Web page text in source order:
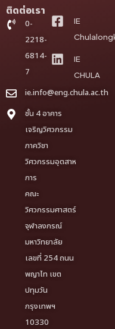
ติดต่อเรา
0-
2218-
6814-
7
ie.info@eng.chula.ac.th
ชั้น 4 อาคาร
เจริญวิศวกรรม
ภาควิชา
วิศวกรรมอุตสาห
การ
คณะ
วิศวกรรมศาสตร์
จุฬาลงกรณ์
มหาวิทยาลัย
เลขที่ 254 ถนน
พญาไท เขต
ปทุมวัน
กรุงเทพฯ
10330
IE
IE
CHULA